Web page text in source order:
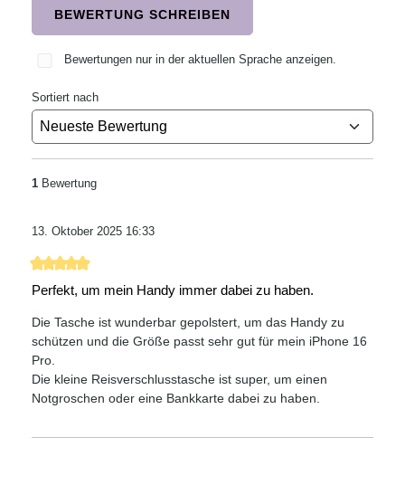
BEWERTUNG SCHREIBEN
Bewertungen nur in der aktuellen Sprache anzeigen.
Sortiert nach
1 Bewertung
13. Oktober 2025 16:33
Bewertung mit 5 von 5 Sternen
Perfekt, um mein Handy immer dabei zu haben.
Die Tasche ist wunderbar gepolstert, um das Handy zu
schützen und die Größe passt sehr gut für mein iPhone 16
Pro.
Die kleine Reisverschlusstasche ist super, um einen
Notgroschen oder eine Bankkarte dabei zu haben.